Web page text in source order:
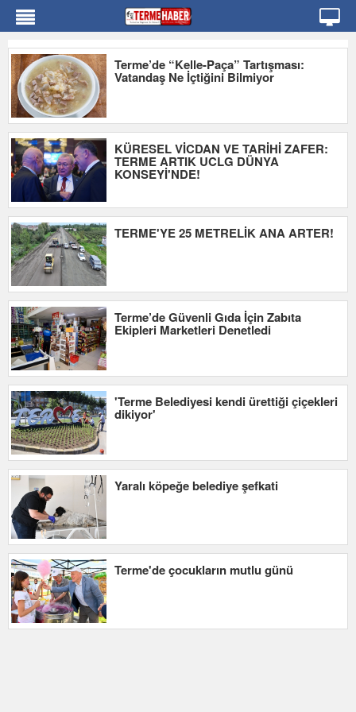
Terme’de “Kelle-Paça” Tartışması:
Vatandaş Ne İçtiğini Bilmiyor
KÜRESEL VİCDAN VE TARİHİ ZAFER:
TERME ARTIK UCLG DÜNYA
KONSEYİ'NDE!
TERME'YE 25 METRELİK ANA ARTER!
Terme’de Güvenli Gıda İçin Zabıta
Ekipleri Marketleri Denetledi
'Terme Belediyesi kendi ürettiği çiçekleri
dikiyor'
Yaralı köpeğe belediye şefkati
Terme'de çocukların mutlu günü